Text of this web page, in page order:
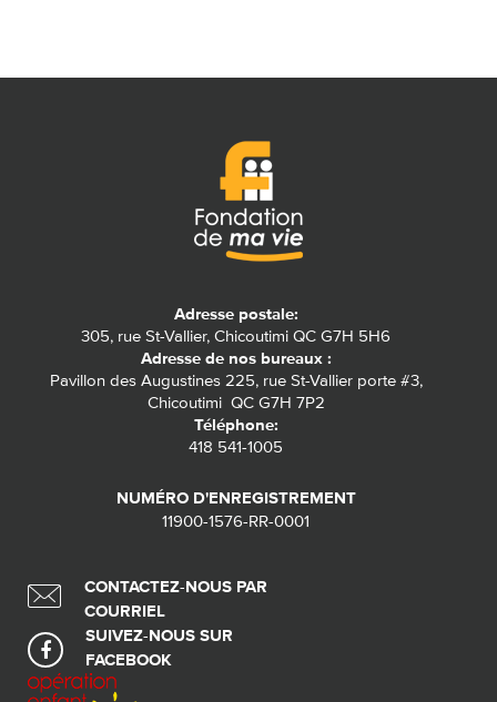
Adresse postale:
305, rue St-Vallier, Chicoutimi QC G7H 5H6
Adresse de nos bureaux :
Pavillon des Augustines 225, rue St-Vallier porte #3,
Chicoutimi QC G7H 7P2
Téléphone:
418 541-1005
NUMÉRO D'ENREGISTREMENT
11900-1576-RR-0001
CONTACTEZ-NOUS PAR
COURRIEL
SUIVEZ-NOUS SUR
FACEBOOK